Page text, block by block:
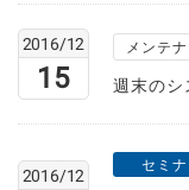
2016/12
15
メンテ
週末のシ
2016/12
セミナ